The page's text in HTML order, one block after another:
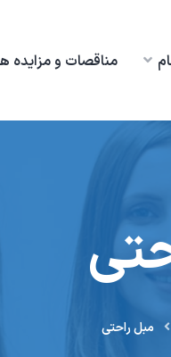
مناقصات و مزایده
مبل راحتی